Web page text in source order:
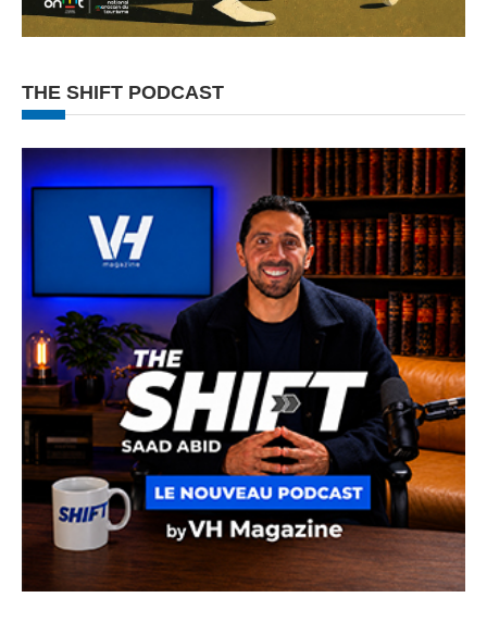
THE SHIFT PODCAST